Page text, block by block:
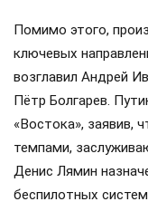
Помимо этого,
ключевых
возглавил Андрей
Пётр Болгарев.
«Востока», заявив,
темпами,
Денис Лямин
беспилотных